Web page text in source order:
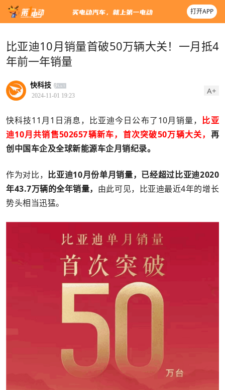
打开APP
比亚迪10月销量首破50万辆大关！一月抵4
年前一年销量
快科技
2024-11-01 19:23 A+
快科技11月1日消息，比亚迪今日公布了10月销量， 比亚
迪10月共销售502657辆新车，首次突破50万辆大关， 再
创中国车企及全球新能源车企月销纪录。
作为对比， 比亚迪10月份单月销量，已经超过比亚迪2020
年43.7万辆的全年销量， 由此可见，比亚迪最近4年的增长
势头相当迅猛。